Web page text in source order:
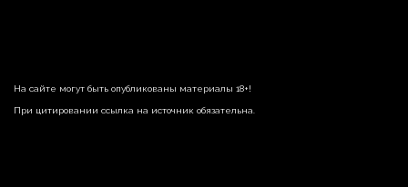
На сайте могут быть опубликованы материалы 18+!
При цитировании ссылка на источник обязательна.